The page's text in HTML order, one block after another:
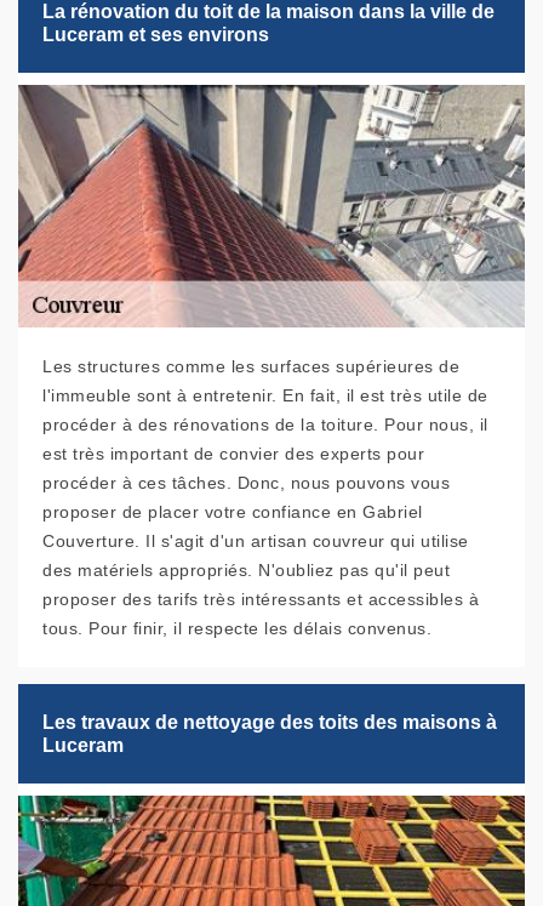
La rénovation du toit de la maison dans la ville de
Luceram et ses environs
Les structures comme les surfaces supérieures de
l'immeuble sont à entretenir. En fait, il est très utile de
procéder à des rénovations de la toiture. Pour nous, il
est très important de convier des experts pour
procéder à ces tâches. Donc, nous pouvons vous
proposer de placer votre confiance en Gabriel
Couverture. Il s'agit d'un artisan couvreur qui utilise
des matériels appropriés. N'oubliez pas qu'il peut
proposer des tarifs très intéressants et accessibles à
tous. Pour finir, il respecte les délais convenus.
Les travaux de nettoyage des toits des maisons à
Luceram